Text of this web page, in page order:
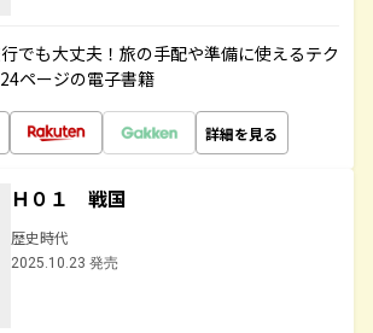
でも大丈夫！旅の手配や準備に使えるテク
ページの電子書籍
詳細を見る
Ｈ０１ 戦国
歴史時代
2025.10.23 発売